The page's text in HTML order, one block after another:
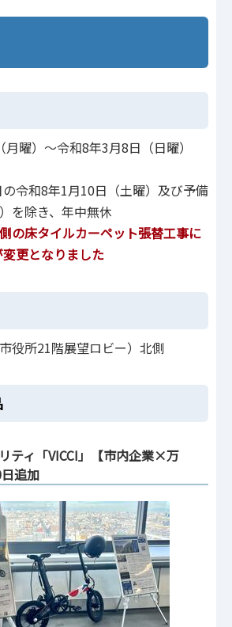
月曜）～令和8年3月8日（日曜）
令和8年1月10日（土曜）及び予備
を除き、年中無休
の床タイルカーペット張替⼯事に
更となりました
役所21階展望ロビー）北側
ティ「VICCI」【市内企業×万
追加